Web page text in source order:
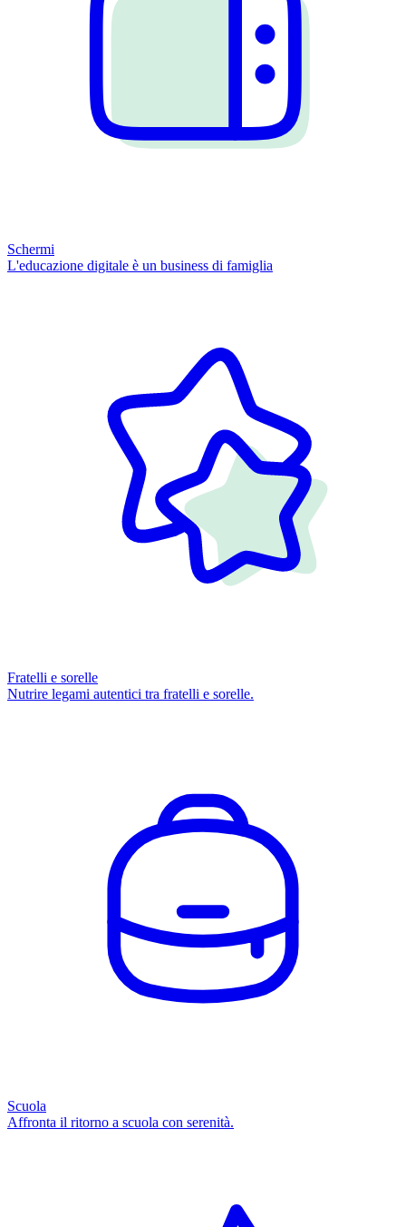
Schermi
L'educazione digitale è un business di famiglia
Fratelli e sorelle
Nutrire legami autentici tra fratelli e sorelle.
Scuola
Affronta il ritorno a scuola con serenità.